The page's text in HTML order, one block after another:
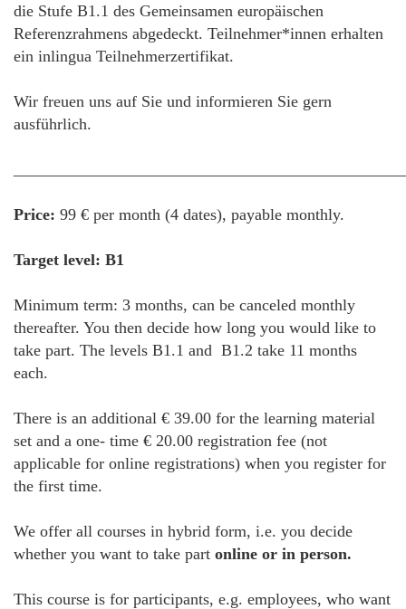
die Stufe B1.1 des Gemeinsamen europäischen
Referenzrahmens abgedeckt. Teilnehmer*innen erhalten
ein inlingua Teilnehmerzertifikat.
Wir freuen uns auf Sie und informieren Sie gern
ausführlich.
Price: 99 € per month (4 dates), payable monthly.
Target level: B1
Minimum term: 3 months, can be canceled monthly
thereafter. You then decide how long you would like to
take part. The levels B1.1 and B1.2 take 11 months
each.
There is an additional € 39.00 for the learning material
set and a one- time € 20.00 registration fee (not
applicable for online registrations) when you register for
the first time.
We offer all courses in hybrid form, i.e. you decide
whether you want to take part online or in person.
This course is for participants, e.g. employees, who want